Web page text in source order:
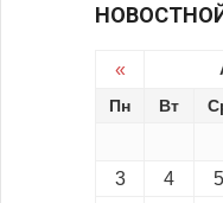
«
Пн Вт
3 4 5